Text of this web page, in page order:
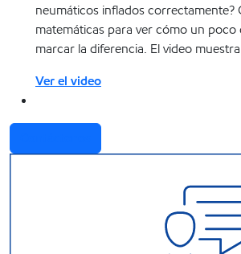
neumáticos inflados correctamente?
matemáticas para ver cómo un poco
marcar la diferencia. El video
Ver el video